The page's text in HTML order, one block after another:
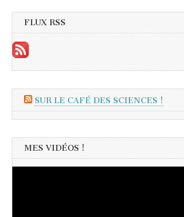
FLUX RSS
SUR LE CAFÉ DES SCIENCES !
MES VIDÉOS !